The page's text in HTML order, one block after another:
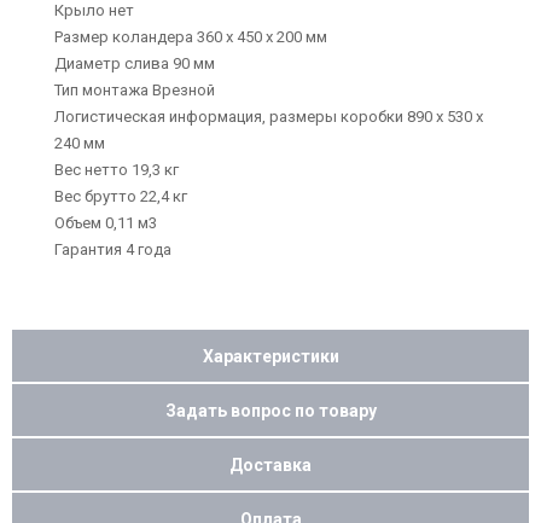
Крыло нет
Размер коландера 360 х 450 х 200 мм
Диаметр слива 90 мм
Тип монтажа Врезной
Логистическая информация, размеры коробки 890 х 530 х
240 мм
Вес нетто 19,3 кг
Вес брутто 22,4 кг
Объем 0,11 м3
Гарантия 4 года
Характеристики
Задать вопрос по товару
Доставка
Оплата